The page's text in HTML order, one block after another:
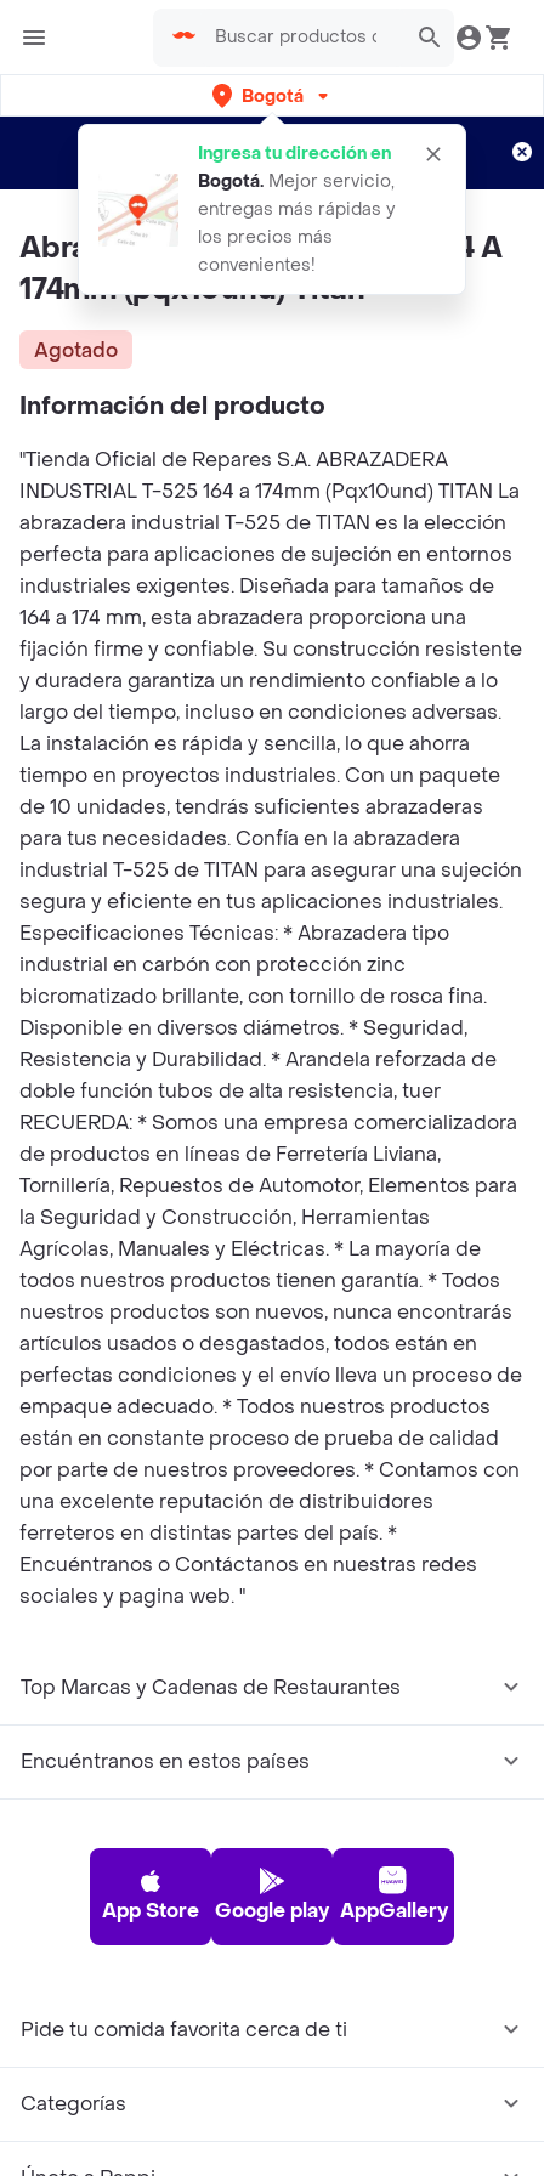
Bogotá
Ingresa tu dirección en
Bogotá. Mejor servicio,
entregas más rápidas y
los precios más
convenientes!
envíos gratis por semanas
Aplican TyC
Abrazadera Industrial T-525 164 A
174mm (pqx10und) Titan
Agotado
Información del producto
"Tienda Oficial de Repares S.A. ABRAZADERA
INDUSTRIAL T-525 164 a 174mm (Pqx10und) TITAN La
abrazadera industrial T-525 de TITAN es la elección
perfecta para aplicaciones de sujeción en entornos
industriales exigentes. Diseñada para tamaños de
164 a 174 mm, esta abrazadera proporciona una
fijación firme y confiable. Su construcción resistente
y duradera garantiza un rendimiento confiable a lo
largo del tiempo, incluso en condiciones adversas.
La instalación es rápida y sencilla, lo que ahorra
tiempo en proyectos industriales. Con un paquete
de 10 unidades, tendrás suficientes abrazaderas
para tus necesidades. Confía en la abrazadera
industrial T-525 de TITAN para asegurar una sujeción
segura y eficiente en tus aplicaciones industriales.
Especificaciones Técnicas: * Abrazadera tipo
industrial en carbón con protección zinc
bicromatizado brillante, con tornillo de rosca fina.
Disponible en diversos diámetros. * Seguridad,
Resistencia y Durabilidad. * Arandela reforzada de
doble función tubos de alta resistencia, tuer
RECUERDA: * Somos una empresa comercializadora
de productos en líneas de Ferretería Liviana,
Tornillería, Repuestos de Automotor, Elementos para
la Seguridad y Construcción, Herramientas
Agrícolas, Manuales y Eléctricas. * La mayoría de
todos nuestros productos tienen garantía. * Todos
nuestros productos son nuevos, nunca encontrarás
artículos usados o desgastados, todos están en
perfectas condiciones y el envío lleva un proceso de
empaque adecuado. * Todos nuestros productos
están en constante proceso de prueba de calidad
por parte de nuestros proveedores. * Contamos con
una excelente reputación de distribuidores
ferreteros en distintas partes del país. *
Encuéntranos o Contáctanos en nuestras redes
sociales y pagina web. "
Top Marcas y Cadenas de Restaurantes
Encuéntranos en estos países
App Store Google play AppGallery
Pide tu comida favorita cerca de ti
Categorías